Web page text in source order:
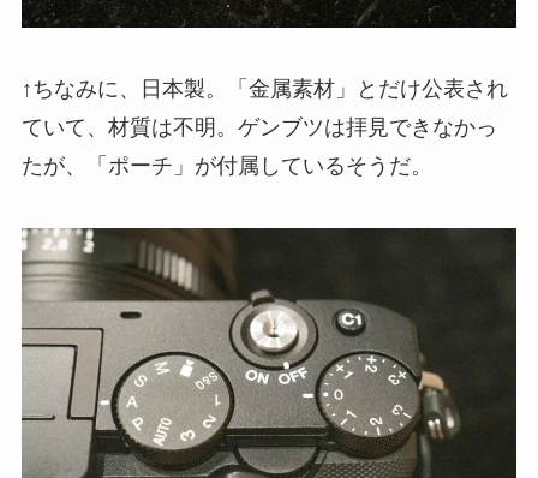
↑ちなみに、日本製。「金属素材」とだけ公表され
ていて、材質は不明。ゲンブツは拝見できなかっ
たが、「ポーチ」が付属しているそうだ。